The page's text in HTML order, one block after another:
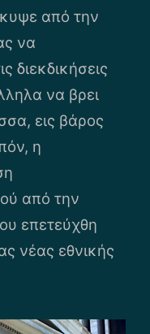
από την
να
διεκδικήσεις
να βρει
εις βάρος
η
από την
επετεύχθη
νέας εθνικής